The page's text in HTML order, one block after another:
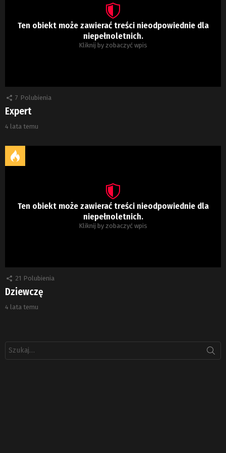
Ten obiekt może zawierać treści nieodpowiednie dla
niepełnoletnich.
Kliknij by zobaczyć wpis
7 Polubienia
Expert
4 lata temu
Ten obiekt może zawierać treści nieodpowiednie dla
niepełnoletnich.
Kliknij by zobaczyć wpis
21 Polubienia
Dziewczę
4 lata temu